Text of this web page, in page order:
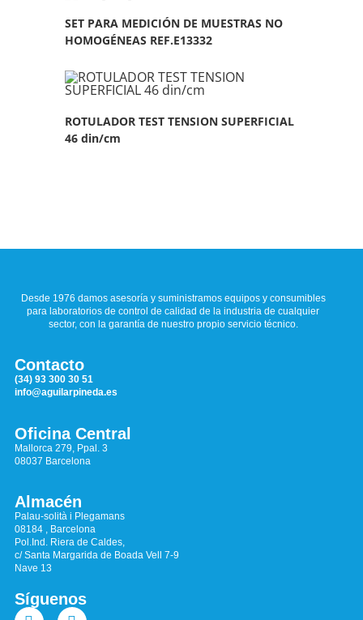
SET PARA MEDICIÓN DE MUESTRAS NO
HOMOGÉNEAS REF.E13332
ROTULADOR TEST TENSION SUPERFICIAL
46 din/cm
Desde 1976 damos asesoría y suministramos equipos y consumibles
para laboratorios de control de calidad de la industria de cualquier
sector, con la garantía de nuestro propio servicio técnico.
Contacto
(34) 93 300 30 51
info@aguilarpineda.es
Oficina Central
Mallorca 279, Ppal. 3
08037 Barcelona
Almacén
Palau-solità i Plegamans
08184 , Barcelona
Pol.Ind. Riera de Caldes,
c/ Santa Margarida de Boada Vell 7-9
Nave 13
Síguenos